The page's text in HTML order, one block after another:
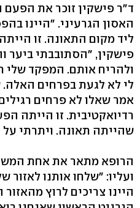
ד"ר פישקין זוכר את
האסון הגרעיני. "היינו
ליד מקום התאונה. זו
פישקין, "הסתובבתי ביער
ולהריח אותם. המפקד שלי
לי לא לגעת בפרחים
אמר שאלו לא פרחים
רדיואקטיבית. זו הייתה
שהייתה תאונה. ויתרתי
הרופא מתאר את אחת
ועליו: "שלחו אותנו
היינו צריכים לרוץ